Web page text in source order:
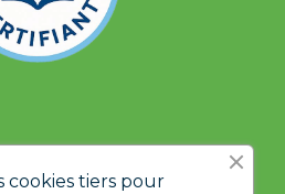
cookies tiers pour